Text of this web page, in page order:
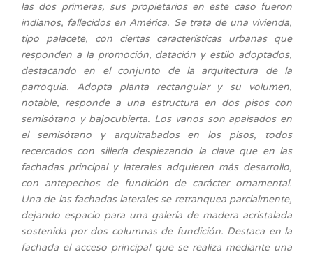
las dos primeras, sus propietarios en este caso fueron
indianos, fallecidos en América. Se trata de una vivienda,
tipo palacete, con ciertas características urbanas que
responden a la promoción, datación y estilo adoptados,
destacando en el conjunto de la arquitectura de la
parroquia. Adopta planta rectangular y su volumen,
notable, responde a una estructura en dos pisos con
semisótano y bajocubierta. Los vanos son apaisados en
el semisótano y arquitrabados en los pisos, todos
recercados con sillería despiezando la clave que en las
fachadas principal y laterales adquieren más desarrollo,
con antepechos de fundición de carácter ornamental.
Una de las fachadas laterales se retranquea parcialmente,
dejando espacio para una galería de madera acristalada
sostenida por dos columnas de fundición. Destaca en la
fachada el acceso principal que se realiza mediante una